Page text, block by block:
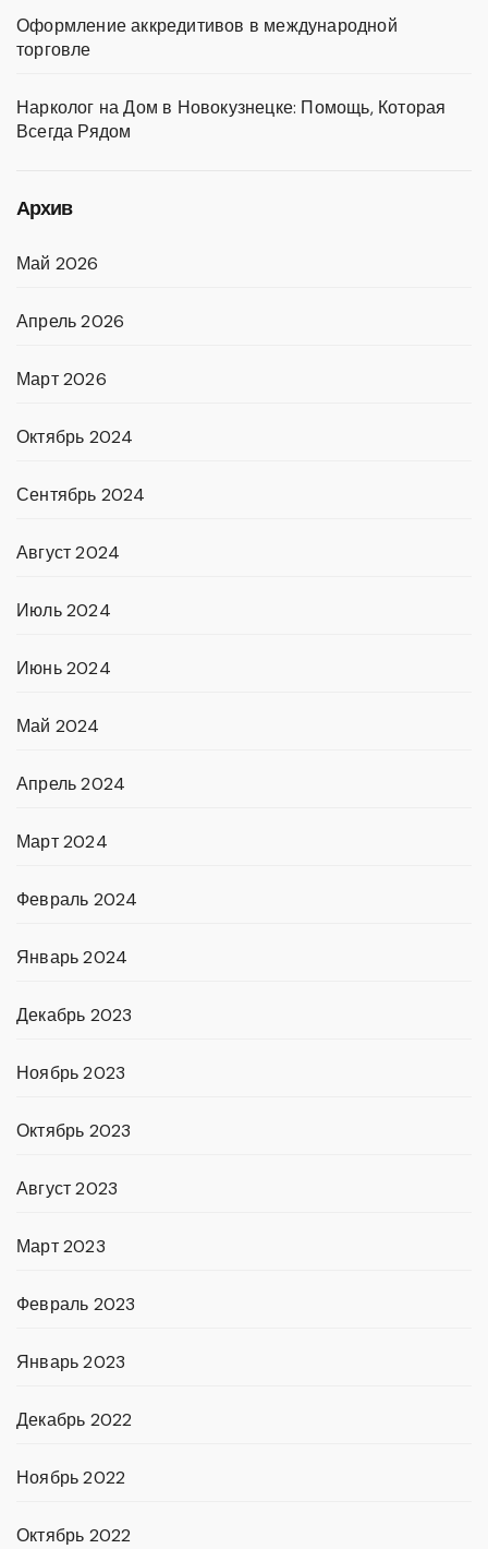
Оформление аккредитивов в международной
торговле
Нарколог на Дом в Новокузнецке: Помощь, Которая
Всегда Рядом
Архив
Май 2026
Апрель 2026
Март 2026
Октябрь 2024
Сентябрь 2024
Август 2024
Июль 2024
Июнь 2024
Май 2024
Апрель 2024
Март 2024
Февраль 2024
Январь 2024
Декабрь 2023
Ноябрь 2023
Октябрь 2023
Август 2023
Март 2023
Февраль 2023
Январь 2023
Декабрь 2022
Ноябрь 2022
Октябрь 2022